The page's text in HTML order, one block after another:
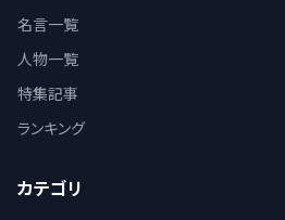
名言一覧
人物一覧
特集記事
ランキング
カテゴリ